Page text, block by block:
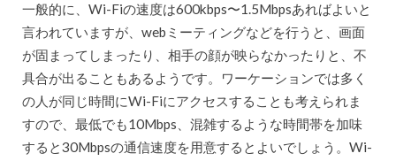
一般的に、Wi-Fiの速度は600kbps〜1.5Mbpsあればよいと
言われていますが、webミーティングなどを行うと、画面
が固まってしまったり、相手の顔が映らなかったりと、不
具合が出ることもあるようです。ワーケーションでは多く
の人が同じ時間にWi-Fiにアクセスすることも考えられま
すので、最低でも10Mbps、混雑するような時間帯を加味
すると30Mbpsの通信速度を用意するとよいでしょう。Wi-